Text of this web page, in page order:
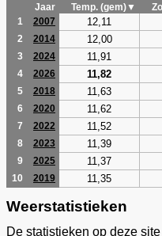
Jaar
Temp. (gem)▼
1
2007 12,11
2 2014 12,00
3 2024 11,91
4 2026 11,82
5 2018 11,63
6 2020 11,62
7 2022 11,52
8 2023 11,39
9 2025 11,37
10 2019 11,35
Weerstatistieken
De statistieken op deze